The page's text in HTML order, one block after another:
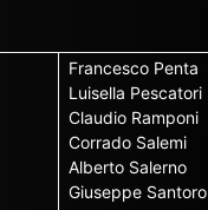
Francesco Penta
Luisella Pescatori
Claudio Ramponi
Corrado Salemi
Alberto Salerno
Giuseppe Santoro